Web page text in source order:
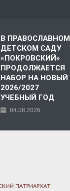
В ПРАВОСЛАВНОМ
ДЕТСКОМ САДУ
«ПОКРОВСКИЙ»
ПРОДОЛЖАЕТСЯ
НАБОР НА НОВЫЙ
2026/2027
УЧЕБНЫЙ ГОД
04.08.2026